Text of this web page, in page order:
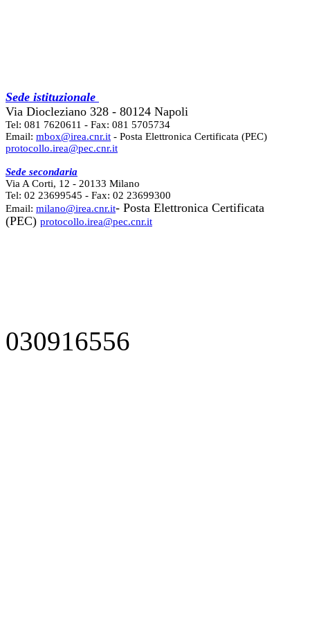
Sede istituzionale
Via Diocleziano 328 - 80124 Napoli
Tel: 081 7620611 - Fax: 081 5705734
Email: mbox@irea.cnr.it - Posta Elettronica Certificata (PEC)
protocollo.irea@pec.cnr.it
Sede secondaria
Via A Corti, 12 - 20133 Milano
Tel: 02 23699545 - Fax: 02 23699300
Email: milano@irea.cnr.it- Posta Elettronica Certificata
(PEC) protocollo.irea@pec.cnr.it
030916556